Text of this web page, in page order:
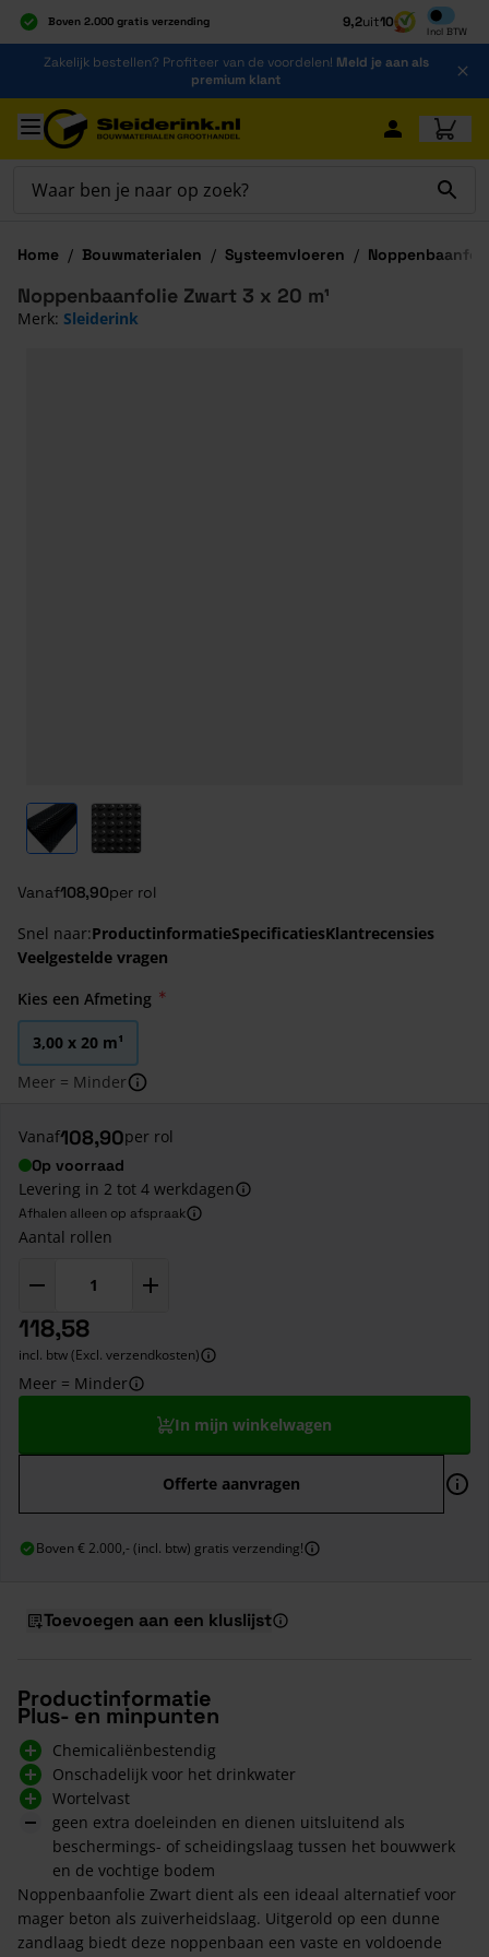
Boven 2.000 gratis verzending
Al 40 jaar dé specialist
Alles onder één dak
9,2uit10
Incl BTW
Inclusief
Ga naar de inhoud
Zakelijk bestellen? Profiteer van de voordelen! Meld je aan als
premium klant
Ga naar hoofdinhoud
Home / Bouwmaterialen / Systeemvloeren /
View larger imageView larger image
Vanaf108,90per rol
Noppenbaanfolie Zwart 3 x 20 m¹
Merk: Sleiderink
Snel naar:ProductinformatieSpecificatiesKlantrecensies
Veelgestelde vragen
Kies een Afmeting
3,00 x 20 m¹
Meer = Minder
Vanaf108,90per rol
Op voorraad
Levering in 2 tot 4 werkdagen
Afhalen alleen op afspraak
Aantal rollen
118,58
incl. btw (Excl. verzendkosten)
Meer = Minder
In mijn winkelwagen
Offerte aanvragen
Boven € 2.000,- (incl. btw) gratis verzending!
Toevoegen aan een kluslijst
Productinformatie
Plus- en minpunten
Chemicaliënbestendig
Onschadelijk voor het drinkwater
Wortelvast
geen extra doeleinden en dienen uitsluitend als
beschermings- of scheidingslaag tussen het bouwwerk
en de vochtige bodem
Noppenbaanfolie Zwart dient als een ideaal alternatief voor
mager beton als zuiverheidslaag. Uitgerold op een dunne
zandlaag biedt deze noppenbaan een vaste en voldoende